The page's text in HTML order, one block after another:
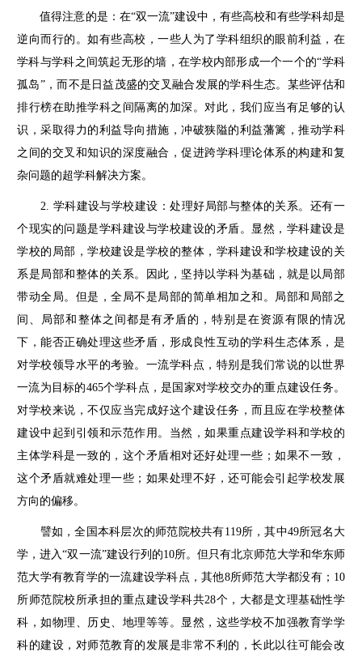
值得注意的是：在“双一流”建设中，有些高校和有些学科却是
逆向而行的。如有些高校，一些人为了学科组织的眼前利益，在
学科与学科之间筑起无形的墙，在学校内部形成一个一个的“学科
孤岛”，而不是日益茂盛的交叉融合发展的学科生态。某些评估和
排行榜在助推学科之间隔离的加深。对此，我们应当有足够的认
识，采取得力的利益导向措施，冲破狭隘的利益藩篱，推动学科
之间的交叉和知识的深度融合，促进跨学科理论体系的构建和复
杂问题的超学科解决方案。
2. 学科建设与学校建设：处理好局部与整体的关系。还有一
个现实的问题是学科建设与学校建设的矛盾。显然，学科建设是
学校的局部，学校建设是学校的整体，学科建设和学校建设的关
系是局部和整体的关系。因此，坚持以学科为基础，就是以局部
带动全局。但是，全局不是局部的简单相加之和。局部和局部之
间、局部和整体之间都是有矛盾的，特别是在资源有限的情况
下，能否正确处理这些矛盾，形成良性互动的学科生态体系，是
对学校领导水平的考验。一流学科点，特别是我们常说的以世界
一流为目标的465个学科点，是国家对学校交办的重点建设任务。
对学校来说，不仅应当完成好这个建设任务，而且应在学校整体
建设中起到引领和示范作用。当然，如果重点建设学科和学校的
主体学科是一致的，这个矛盾相对还好处理一些；如果不一致，
这个矛盾就难处理一些；如果处理不好，还可能会引起学校发展
方向的偏移。
譬如，全国本科层次的师范院校共有119所，其中49所冠名大
学，进入“双一流”建设行列的10所。但只有北京师范大学和华东师
范大学有教育学的一流建设学科点，其他8所师范大学都没有；10
所师范院校所承担的重点建设学科共28个，大都是文理基础性学
科，如物理、历史、地理等等。显然，这些学校不加强教育学学
科的建设，对师范教育的发展是非常不利的，长此以往可能会改